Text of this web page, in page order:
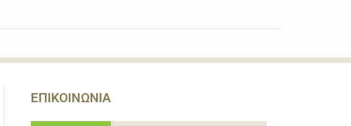
ΕΠΙΚΟΙΝΩΝΙΑ